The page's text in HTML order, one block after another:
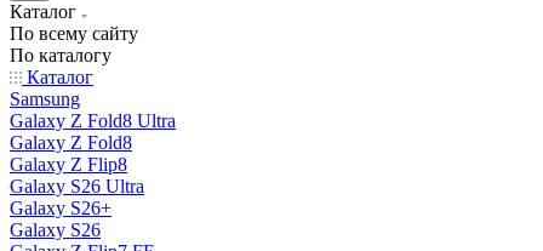
Каталог
По всему сайту
По каталогу
Каталог
Samsung
Galaxy Z Fold8 Ultra
Galaxy Z Fold8
Galaxy Z Flip8
Galaxy S26 Ultra
Galaxy S26+
Galaxy S26